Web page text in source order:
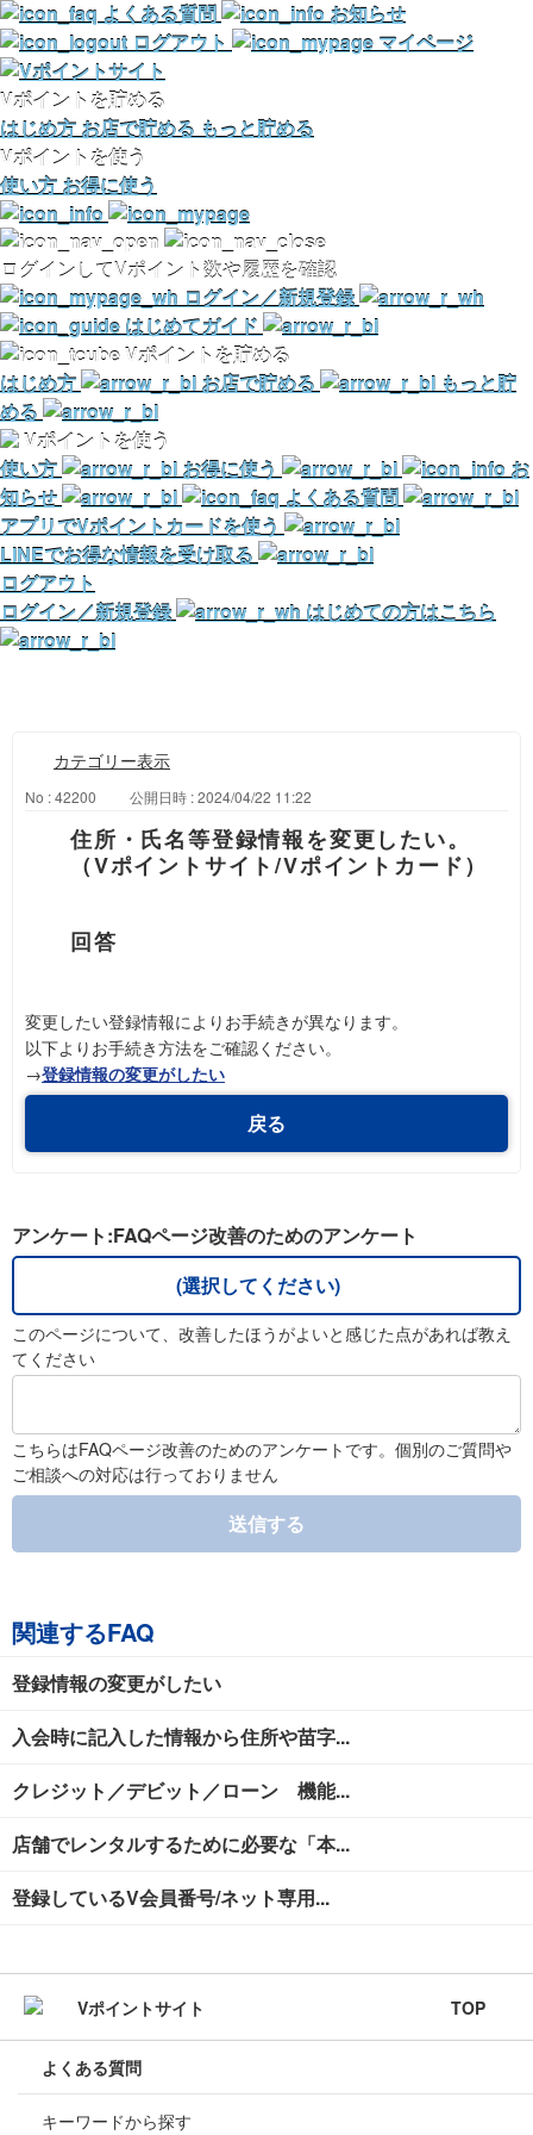
よくある質問
お知らせ
ログアウト
マイページ
Vポイントを貯める
はじめ方 お店で貯める もっと貯める
Vポイントを使う
使い方 お得に使う
ログインしてVポイント数や履歴を確認
ログイン／新規登録
はじめてガイド
Vポイントを貯める
はじめ方
お店で貯める
もっと貯
める
Vポイントを使う
使い方
お得に使う
お
知らせ
よくある質問
アプリでVポイントカードを使う
LINEでお得な情報を受け取る
ログアウト
ログイン／新規登録
はじめての方はこちら
カテゴリー表示
No : 42200 公開日時 : 2024/04/22 11:22
住所・氏名等登録情報を変更したい。
（Vポイントサイト/Vポイントカード）
変更したい登録情報によりお手続きが異なります。
以下よりお手続き方法をご確認ください。
→登録情報の変更がしたい
戻る
アンケート:FAQページ改善のためのアンケート
(選択してください)
このページについて、改善したほうがよいと感じた点があれば教え
てください
こちらはFAQページ改善のためのアンケートです。個別のご質問や
ご相談への対応は行っておりません
送信する
関連するFAQ
登録情報の変更がしたい
入会時に記入した情報から住所や苗字...
クレジット／デビット／ローン 機能...
店舗でレンタルするために必要な「本...
登録しているV会員番号/ネット専用...
TOP
よくある質問
キーワードから探す